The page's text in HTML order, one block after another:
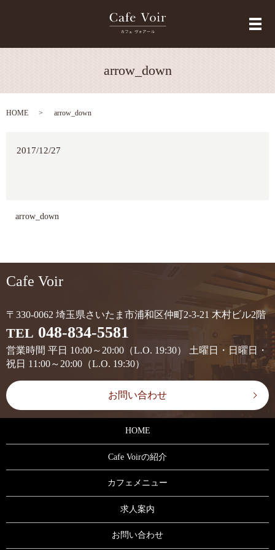
メ
arrow_down
HOME arrow_down
2017/12/27
arrow_down
Cafe Voir
〒330-0062 埼玉県さいたま市浦和区仲町2-3-21 木村ビル2階
TEL 048-834-5581
営業時間 平日 10:00～20:00（L.O. 19:30） 土曜日・日曜日・
祝日 11:00～20:00（L.O. 19:30）
お問い合わせ
HOME
Cafe Voirの紹介
カフェメニュー
求人案内
お問い合わせ